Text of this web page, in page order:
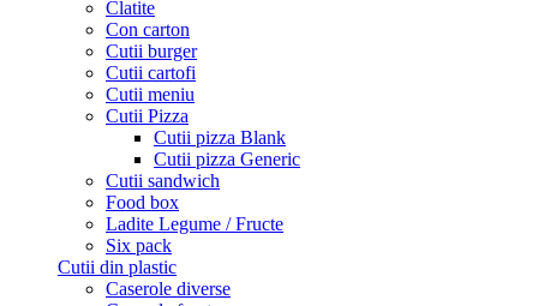
Clatite
Con carton
Cutii burger
Cutii cartofi
Cutii meniu
Cutii Pizza
Cutii pizza Blank
Cutii pizza Generic
Cutii sandwich
Food box
Ladite Legume / Fructe
Six pack
Cutii din plastic
Caserole diverse